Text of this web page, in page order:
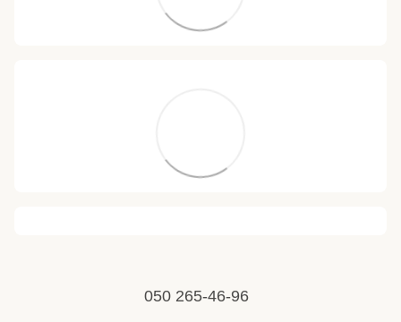
050 265-46-96